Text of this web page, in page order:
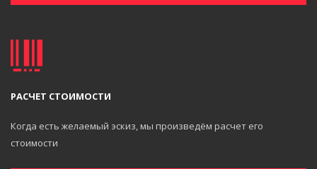
РАСЧЕТ СТОИМОСТИ
Когда есть желаемый эскиз, мы произведём расчет его
стоимости